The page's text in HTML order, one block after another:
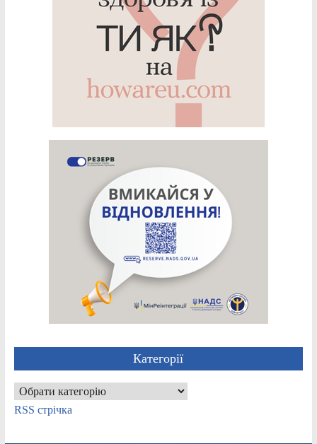
Категорії
Категорії
RSS стрічка